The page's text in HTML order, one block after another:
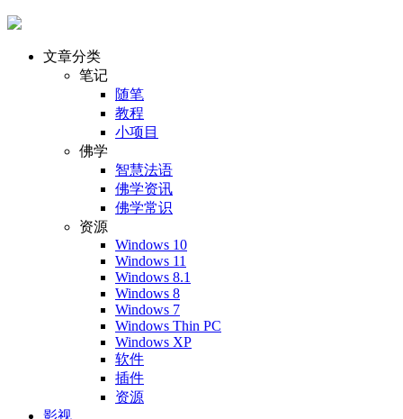
文章分类
笔记
随笔
教程
小项目
佛学
智慧法语
佛学资讯
佛学常识
资源
Windows 10
Windows 11
Windows 8.1
Windows 8
Windows 7
Windows Thin PC
Windows XP
软件
插件
资源